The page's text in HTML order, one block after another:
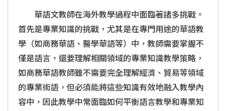
華語文教師在海外教學過程中面臨著諸多挑戰。
首先是專業知識的挑戰，尤其是在專門用途的華語教
學（如商務華語、醫學華語等）中，教師需要掌握不
僅是語言，還要理解相關領域的專業知識教學策略，
如商務華語教師雖不需要完全理解經濟、貿易等領域
的專業術語，但必須能將這些知識有效地融入教學內
容中，因此教學中常面臨如何平衡語言教學和專業知